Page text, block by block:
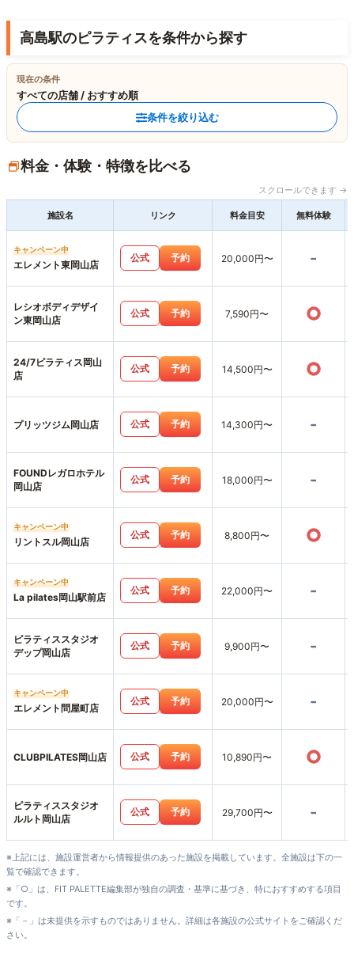
高島駅のピラティスを条件から探す
現在の条件
すべての店舗 / おすすめ順
条件を絞り込む
料金・体験・特徴を比べる
スクロールできます →
施設名 リンク 料金目安 無料体験
キャンペーン中
エレメント東岡山店
公式 予約 20,000円〜 -
レシオボディデザイ
ン東岡山店
公式 予約 7,590円〜 ○
24/7ピラティス岡山
店
公式 予約 14,500円〜 ○
プリッツジム岡山店 公式 予約 14,300円〜 -
FOUNDレガロホテル
岡山店
公式 予約 18,000円〜 -
キャンペーン中
リントスル岡山店
公式 予約 8,800円〜 ○
キャンペーン中
La pilates岡山駅前店
公式 予約 22,000円〜 -
ピラティススタジオ
デップ岡山店
公式 予約 9,900円〜 -
キャンペーン中
エレメント問屋町店
公式 予約 20,000円〜 -
CLUBPILATES岡山店 公式 予約 10,890円〜 ○
ピラティススタジオ
ルルト岡山店
公式 予約 29,700円〜 -
※上記には、施設運営者から情報提供のあった施設を掲載しています。全施設は下の一
覧で確認できます。
※「○」は、FIT PALETTE編集部が独自の調査・基準に基づき、特におすすめする項目
です。
※「－」は未提供を示すものではありません。詳細は各施設の公式サイトをご確認くだ
さい。